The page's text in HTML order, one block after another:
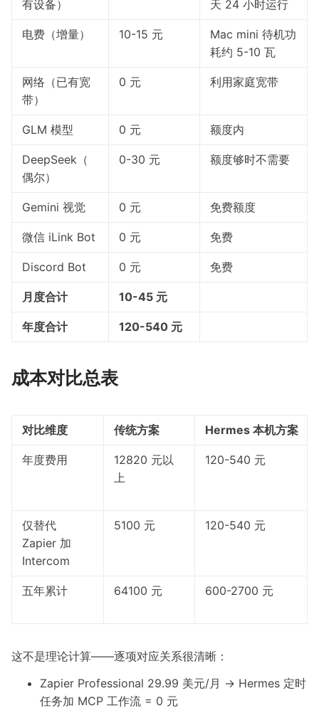
有设备） 天 24 小时运行
电费（增量） 10-15 元
Mac mini 待机功
耗约 5-10 瓦
网络（已有宽
带）
0 元 利用家庭宽带
GLM 模型 0 元 额度内
DeepSeek（
偶尔）
0-30 元 额度够时不需要
Gemini 视觉 0 元 免费额度
微信 iLink Bot 0 元 免费
Discord Bot 0 元 免费
月度合计 10-45 元
年度合计 120-540 元
成本对比总表
对比维度 传统方案 Hermes 本机方案
年度费用
12820 元以
上
120-540 元
仅替代
Zapier 加
Intercom
5100 元 120-540 元
五年累计 64100 元 600-2700 元
这不是理论计算——逐项对应关系很清晰：
Zapier Professional 29.99 美元/月 → Hermes 定时
任务加 MCP 工作流 = 0 元